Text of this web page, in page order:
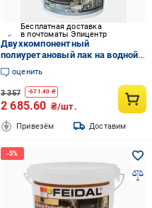
Бесплатная доставка
в почтоматы Эпицентр
Двухкомпонентный
полиуретановый лак на водной
основе Feidal Klarlack глянцевый
1 л (2034870097)
оценить
3 357 -671.40 ₴
2 685.60 ₴/шт.
Привезём Доставим